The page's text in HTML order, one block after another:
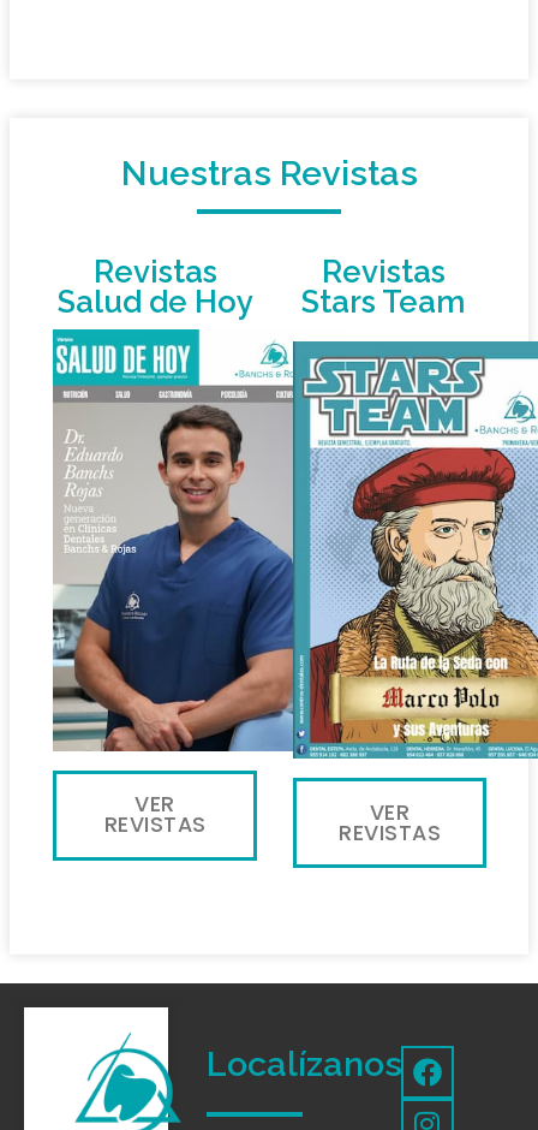
Nuestras Revistas
Revistas
Salud de Hoy
VER
REVISTAS
Revistas
Stars Team
VER
REVISTAS
Localízanos